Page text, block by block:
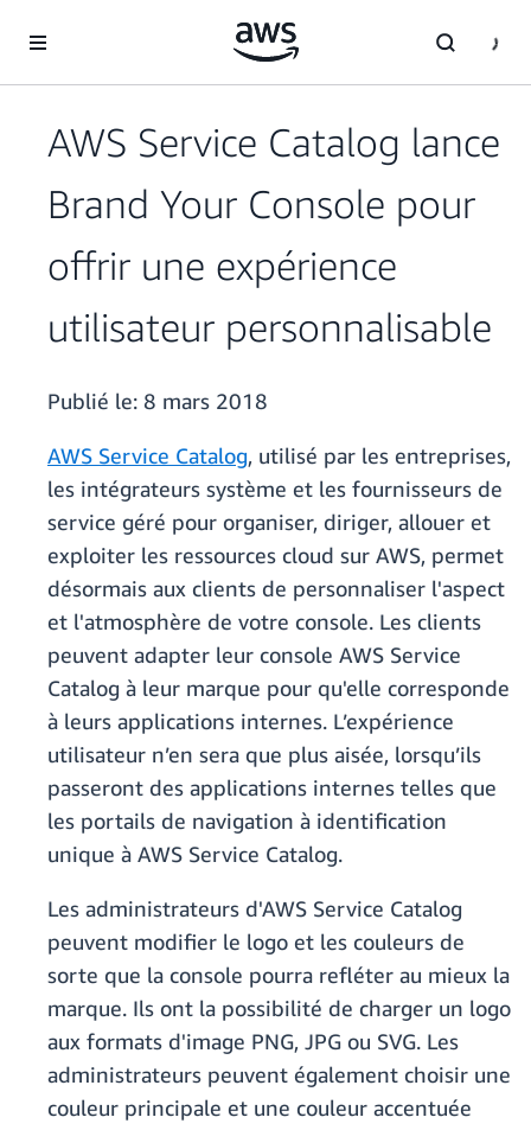
AWS Service Catalog lance
Brand Your Console pour
offrir une expérience
utilisateur personnalisable
Publié le: 8 mars 2018
AWS Service Catalog, utilisé par les entreprises,
les intégrateurs système et les fournisseurs de
service géré pour organiser, diriger, allouer et
exploiter les ressources cloud sur AWS, permet
désormais aux clients de personnaliser l'aspect
et l'atmosphère de votre console. Les clients
peuvent adapter leur console AWS Service
Catalog à leur marque pour qu'elle corresponde
à leurs applications internes. L’expérience
utilisateur n’en sera que plus aisée, lorsqu’ils
passeront des applications internes telles que
les portails de navigation à identification
unique à AWS Service Catalog.
Les administrateurs d'AWS Service Catalog
peuvent modifier le logo et les couleurs de
sorte que la console pourra refléter au mieux la
marque. Ils ont la possibilité de charger un logo
aux formats d'image PNG, JPG ou SVG. Les
administrateurs peuvent également choisir une
couleur principale et une couleur accentuée